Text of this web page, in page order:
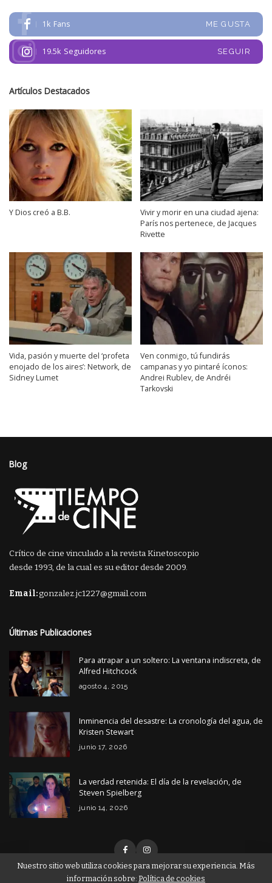
1k Fans ME GUSTA
19.5k Seguidores SEGUIR
Artículos Destacados
Y Dios creó a B.B.
Vivir y morir en una ciudad ajena:
París nos pertenece, de Jacques
Rivette
Vida, pasión y muerte del ‘profeta
enojado de los aires’: Network, de
Sidney Lumet
Ven conmigo, tú fundirás
campanas y yo pintaré íconos:
Andrei Rublev, de Andréi
Tarkovski
Blog
Crítico de cine vinculado a la revista Kinetoscopio
desde 1993, de la cual es su editor desde 2009.
Email:gonzalez.jc1227@gmail.com
Últimas Publicaciones
Para atrapar a un soltero: La ventana indiscreta, de
Alfred Hitchcock
agosto 4, 2015
Inminencia del desastre: La cronología del agua, de
Kristen Stewart
junio 17, 2026
La verdad retenida: El día de la revelación, de
Steven Spielberg
junio 14, 2026
Nuestro sitio web utiliza cookies para mejorar su experiencia. Más
información sobre: Política de cookies